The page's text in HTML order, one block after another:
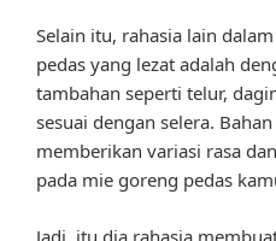
Selain itu, rahasia lain
pedas yang lezat adalah
tambahan seperti telur,
sesuai dengan selera.
memberikan variasi rasa
pada mie goreng pedas
Jadi, itu dia rahasia